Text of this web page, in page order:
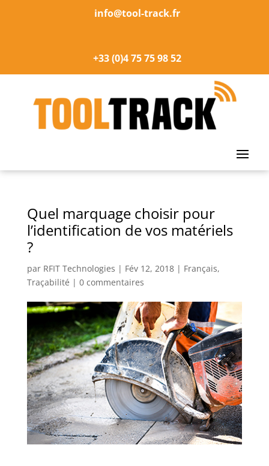
info@tool-track.fr
+33 (0)4 75 75 98 52
Quel marquage choisir pour
l’identification de vos matériels
?
par RFIT Technologies | Fév 12, 2018| Français,
Traçabilité | 0 commentaires